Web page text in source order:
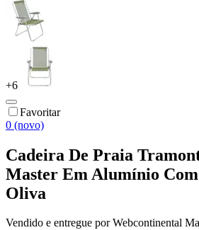
+6
Favoritar
0 (novo)
Cadeira De Praia
Master Em Alumínio Com
Oliva
Vendido e entregue por Webcontinental